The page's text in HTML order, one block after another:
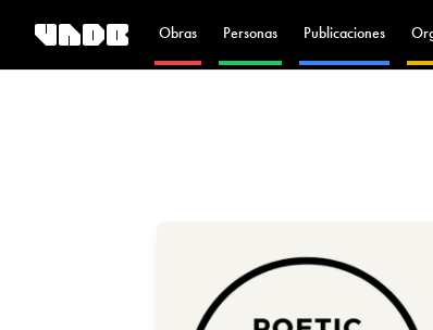
Obras Personas Publicaciones